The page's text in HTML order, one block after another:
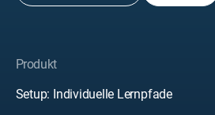
Produkt
Setup: Individuelle Lernpfade